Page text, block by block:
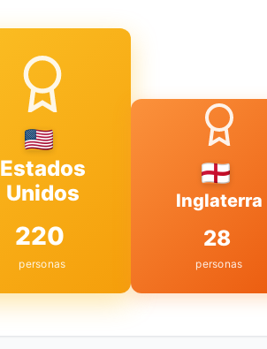
Estados
Unidos
220
personas
Inglaterra
28
personas